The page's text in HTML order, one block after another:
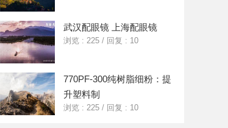
武汉配眼镜 上海配眼镜
浏览 : 225 / 回复 : 10
770PF-300纯树脂细粉：提
升塑料制
浏览 : 225 / 回复 : 10